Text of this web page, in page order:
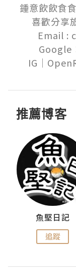
鍾意飲飲食
喜歡分享
Email :
Google
推薦博客
魚堅日記
追蹤